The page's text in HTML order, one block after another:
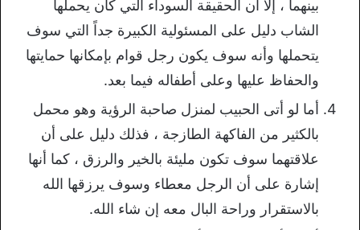
بينهما ، إلا أن الحقيقة السوداء التي كان يحملها
الشاب دليل على المسئولية الكبيرة جداً التي سوف
يتحملها وأنه سوف يكون رجل قوام بإمكانها حمايتها
والحفاظ عليها وعلى أطفاله فيما بعد.
أما لو أتى الحبيب لمنزل صاحبة الرؤية وهو محمل
بالكثير من الفاكهة الطازجة ، فذلك دليل على أن
علاقتهما سوف تكون مليئة بالخير والرزق ، كما أنها
إشارة على أن الرجل معطاء وسوف يرزقها الله
بالاستقرار وراحة البال معه إن شاء الله.